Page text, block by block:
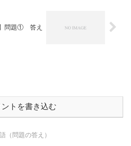
問題① 答え
ントを書き込む
（問題の答え）